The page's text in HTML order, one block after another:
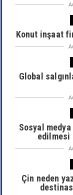
Konut inşaat
Global
Sosyal
edilmesi
Çin neden